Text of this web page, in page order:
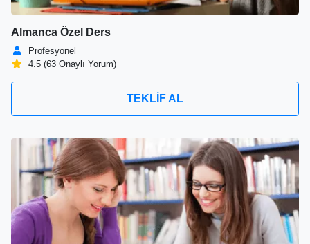
Almanca Özel Ders
Profesyonel
4.5 (63 Onaylı Yorum)
TEKLİF AL